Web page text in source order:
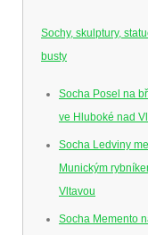
Sochy, skulptury,
busty
Socha Posel na
ve Hluboké nad
Socha Ledviny
Munickým
Vltavou
Socha Memento